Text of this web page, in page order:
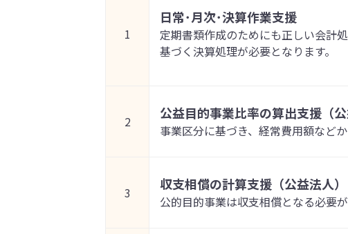
1
日常･月次･決算作業支援
定期書類作成のためにも正しい会計
基づく決算処理が必要となります。
2 公益目的事業比率の算出支援（公
事業区分に基づき、経常費用額など
3 収支相償の計算支援（公益法人）
公的目的事業は収支相償となる必要が